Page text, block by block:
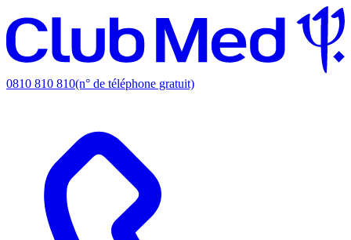
0810 810 810(n° de téléphone gratuit)